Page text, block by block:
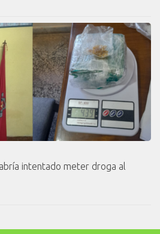
intentado meter droga al